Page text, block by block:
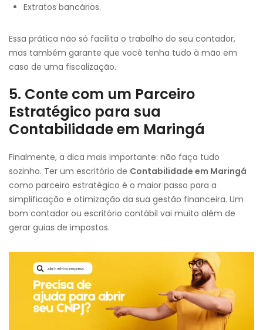
Extratos bancários.
Essa prática não só facilita o trabalho do seu contador,
mas também garante que você tenha tudo à mão em
caso de uma fiscalização.
5. Conte com um Parceiro
Estratégico para sua
Contabilidade em Maringá
Finalmente, a dica mais importante: não faça tudo
sozinho. Ter um escritório de Contabilidade em Maringá
como parceiro estratégico é o maior passo para a
simplificação e otimização da sua gestão financeira. Um
bom contador ou escritório contábil vai muito além de
gerar guias de impostos.